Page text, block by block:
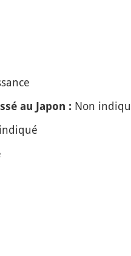
au Japon : Non